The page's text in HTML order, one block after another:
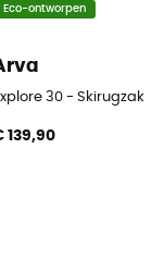
Eco-ontworpen
30 - Skirugzak
139,90